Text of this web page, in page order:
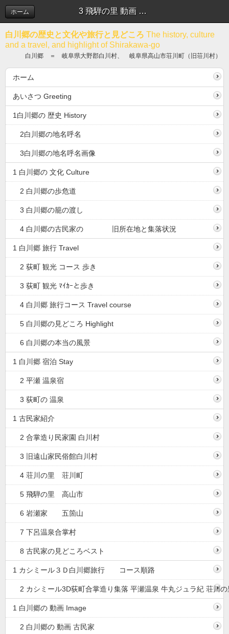
3 飛騨の里 動画 古民家
ホーム
白川郷の歴史と文化や旅行と見どころ The history, culture
and a travel, and highlight of Shirakawa-go
白川郷 ＝ 岐阜県大野郡白川村、 岐阜県高山市荘川町（旧荘川村）
ホーム
あいさつ Greeting
1白川郷の 歴史 History
2白川郷の地名呼名
3白川郷の地名呼名画像
1 白川郷の 文化 Culture
2 白川郷の歩危道
3 白川郷の籠の渡し
4 白川郷の古民家の 旧所在地と集落状況
1 白川郷 旅行 Travel
2 荻町 観光 コース 歩き
3 荻町 観光 ﾏｲｶｰと歩き
4 白川郷 旅行コース Travel course
5 白川郷の見どころ Highlight
6 白川郷の本当の風景
1 白川郷 宿泊 Stay
2 平瀬 温泉宿
3 荻町の 温泉
1 古民家紹介
2 合掌造り民家園 白川村
3 旧遠山家民俗館白川村
4 荘川の里 荘川町
5 飛騨の里 高山市
6 岩瀬家 五箇山
7 下呂温泉合掌村
8 古民家の見どころベスト
1 カシミール３Ｄ白川郷旅行 コース順路
2 カシミール3D荻町合掌造り集落 平瀬温泉 牛丸ジュラ紀 荘川の
1 白川郷の 動画 Image
2 白川郷の 動画 古民家